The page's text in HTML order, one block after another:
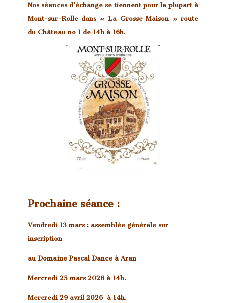
Nos séances d’échange se tiennent pour la plupart à
Mont-sur-Rolle dans « La Grosse Maison » route
du Château no 1 de 14h à 16h.
Prochaine séance :
Vendredi 13 mars : assemblée générale sur
inscription
au Domaine Pascal Dance à Aran
Mercredi 25 mars 2026 à 14h.
Mercredi 29 avril 2026 à 14h.